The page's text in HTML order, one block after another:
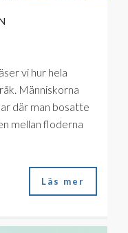
vi hur hela
Människorna
där man bosatte
mellan floderna
Läs mer